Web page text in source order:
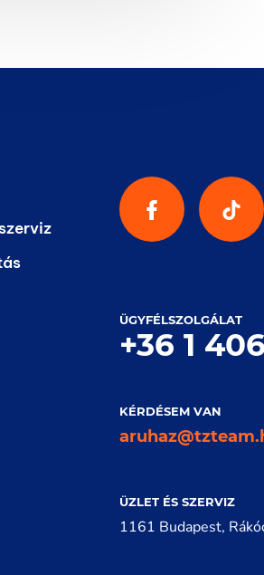
ÜGYFÉLSZOLGÁLAT
+36 1
KÉRDÉSEM VAN
ÜZLET ÉS SZERVIZ
1161 Budapest,